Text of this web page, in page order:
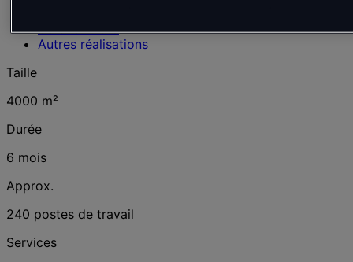
Galerie Photo
Autres réalisations
Taille
4000 m²
Durée
6 mois
Approx.
240 postes de travail
Services